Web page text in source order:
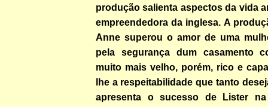
produção salienta aspectos da vida
empreendedora da inglesa. A
Anne superou o amor de uma
pela segurança dum casamento
muito mais velho, porém, rico e
lhe a respeitabilidade que tanto
apresenta o sucesso de Lister